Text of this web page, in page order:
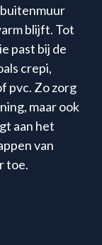
blijft. Tot
past bij de
crepi,
pvc. Zo zorg
maar ook
aan het
van
toe.